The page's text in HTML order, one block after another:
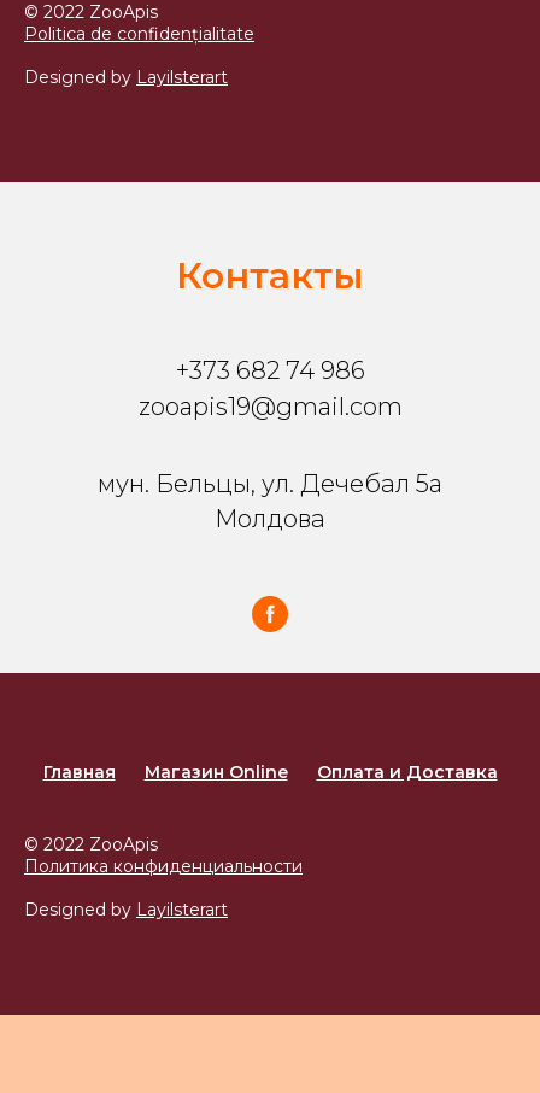
© 2022 ZooApis
Politica de confidențialitate
Designed by Layilsterart
Контакты
+373 682 74 986
zooapis19@gmail.com
мун. Бельцы, ул. Дечебал 5a
Молдова
Главная Магазин Online Оплата и Доставка
© 2022 ZooApis
Политика конфиденциальности
Designed by Layilsterart